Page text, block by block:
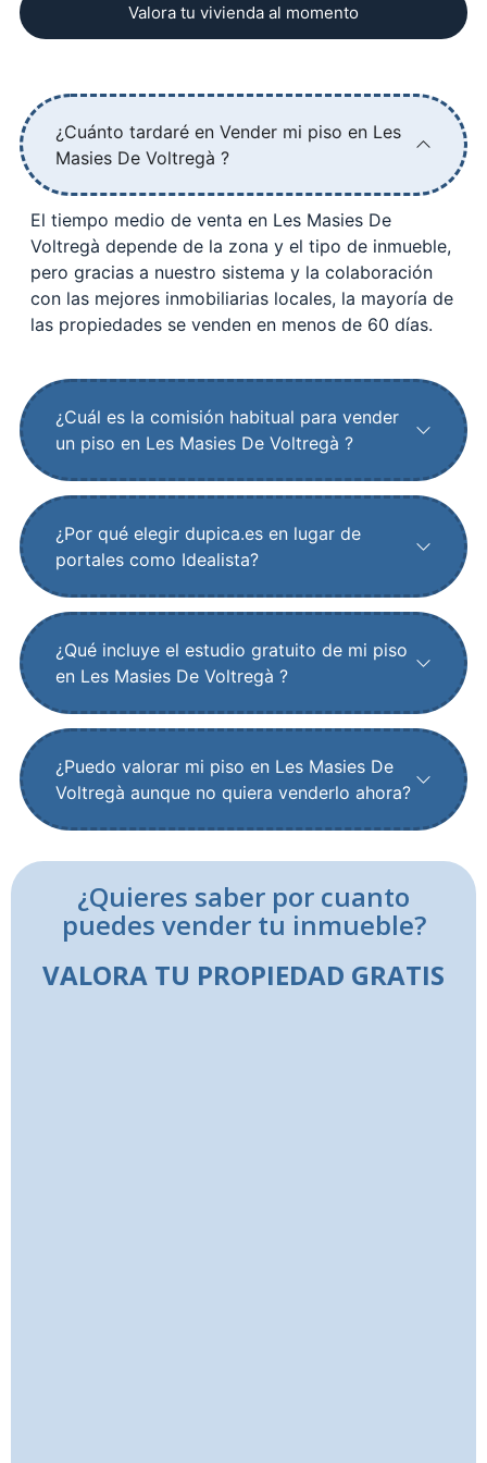
Valora tu vivienda al momento
¿Cuánto tardaré en Vender mi piso en Les
Masies De Voltregà ?
El tiempo medio de venta en Les Masies De
Voltregà depende de la zona y el tipo de inmueble,
pero gracias a nuestro sistema y la colaboración
con las mejores inmobiliarias locales, la mayoría de
las propiedades se venden en menos de 60 días.
¿Cuál es la comisión habitual para vender
un piso en Les Masies De Voltregà ?
¿Por qué elegir dupica.es en lugar de
portales como Idealista?
¿Qué incluye el estudio gratuito de mi piso
en Les Masies De Voltregà ?
¿Puedo valorar mi piso en Les Masies De
Voltregà aunque no quiera venderlo ahora?
¿Quieres saber por cuanto
puedes vender tu inmueble?
VALORA TU PROPIEDAD GRATIS